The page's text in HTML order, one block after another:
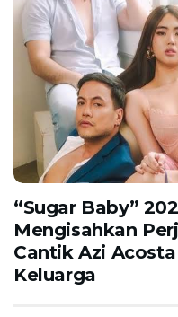
“Sugar Baby”
Mengisahkan
Cantik Azi
Keluarga